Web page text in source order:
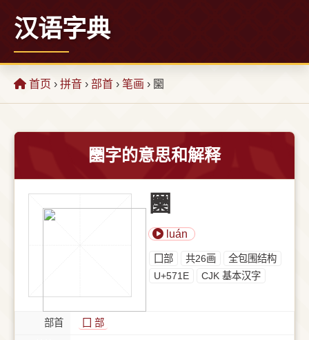
汉语字典
首页 › 拼音 › 部首 › 笔画 › 圞
圞字的意思和解释
圞
luán
⼞部 共26画
全包围结构
U+571E
CJK 基本汉字
部首 ⼞ 部